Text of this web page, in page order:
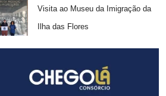
Visita ao Museu da Imigração da
Ilha das Flores